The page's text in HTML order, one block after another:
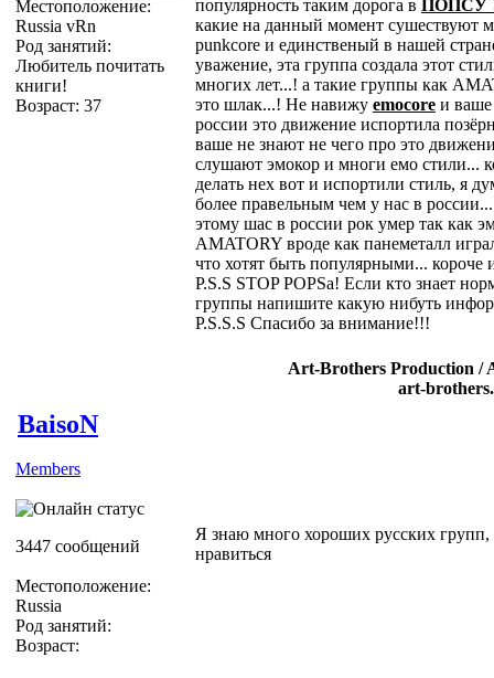
Местоположение:
Russia vRn
Род занятий:
Любитель почитать
книги!
Возраст: 37
популярность таким дорога в ПОПСУ
какие на данный момент сушествуют
punkcore и единственый в нашей
уважение, эта группа создала этот
многих лет...! а такие группы как
это шлак...! Не навижу emocore и
россии это движение испортила
ваше не знают не чего про это
слушают эмокор и многи емо стили...
делать нех вот и испортили стиль, я
более правельным чем у нас в
этому шас в россии рок умер так как
AMATORY вроде как панеметалл
что хотят быть популярными... короче
P.S.S STOP POPSa! Если кто знает
группы напишите какую нибуть
P.S.S.S Спасибо за внимание!!!
Art-Brothers Production /
art-
BaisoN
Members
3447 сообщений
Местоположение:
Russia
Род занятий:
Возраст:
Я знаю много хороших русских групп,
нравиться